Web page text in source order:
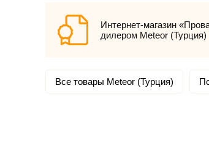
Интернет-магазин
дилером Meteor (Турция)
Все товары Meteor (Турция)